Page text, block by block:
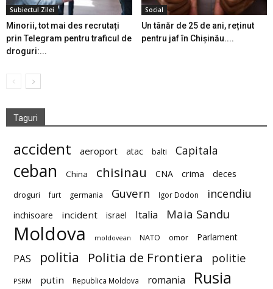
Subiectul Zilei
Minorii, tot mai des recrutați
prin Telegram pentru traficul de
droguri:...
Social
Un tânăr de 25 de ani, reținut
pentru jaf în Chișinău....
Taguri
accident aeroport atac balti Capitala
ceban China chisinau CNA crima deces
droguri furt germania Guvern Igor Dodon incendiu
inchisoare incident israel Italia Maia Sandu
Moldova moldovean NATO omor Parlament
PAS politia Politia de Frontiera politie
PSRM putin Republica Moldova romania Rusia